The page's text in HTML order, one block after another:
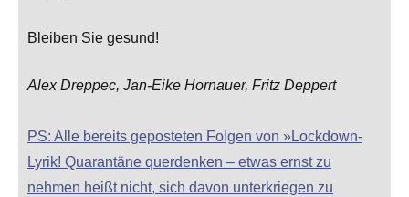
Bleiben Sie gesund!
Alex Dreppec, Jan-Eike Hornauer, Fritz Deppert
PS: Alle bereits geposteten Folgen von »Lockdown-
Lyrik! Quarantäne querdenken – etwas ernst zu
nehmen heißt nicht, sich davon unterkriegen zu